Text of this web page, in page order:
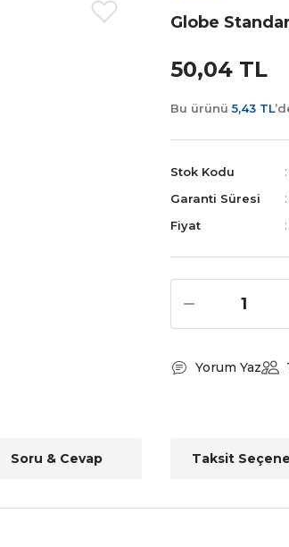
Globe
50,04 TL
Bu ürünü5,43 TL
Stok Kodu
Garanti Süresi
Fiyat
Yorum Yaz
Soru & Cevap Taksit